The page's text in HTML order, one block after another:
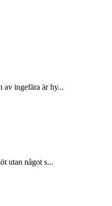
av ingefära är hy...
utan något s...